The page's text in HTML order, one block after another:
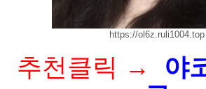
https://ol6z.ruli1004.top
추천클릭 →
야